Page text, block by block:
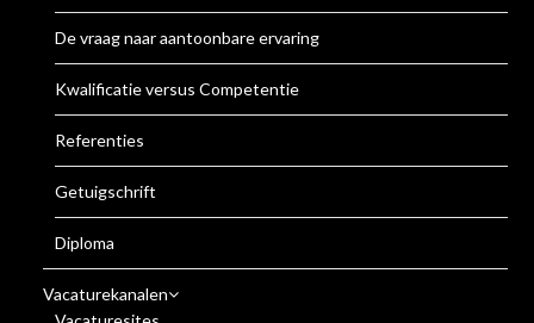
De vraag naar aantoonbare ervaring
Kwalificatie versus Competentie
Referenties
Getuigschrift
Diploma
Vacaturekanalen